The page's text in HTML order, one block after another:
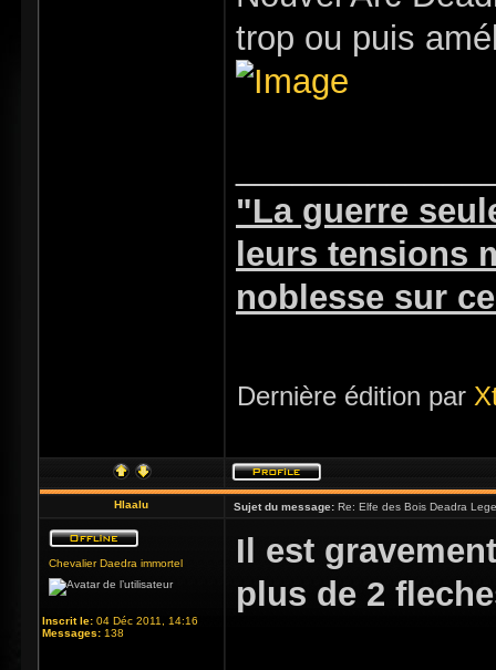
trop ou puis
"La guerre
leurs tensions
noblesse sur
Dernière édition par
Hlaalu Sujet du message: Re: Elfe des Bois Deadra
Chevalier Daedra immortel
Inscrit le: 04 Déc 2011, 14:16
Messages: 138
Il est
plus de 2